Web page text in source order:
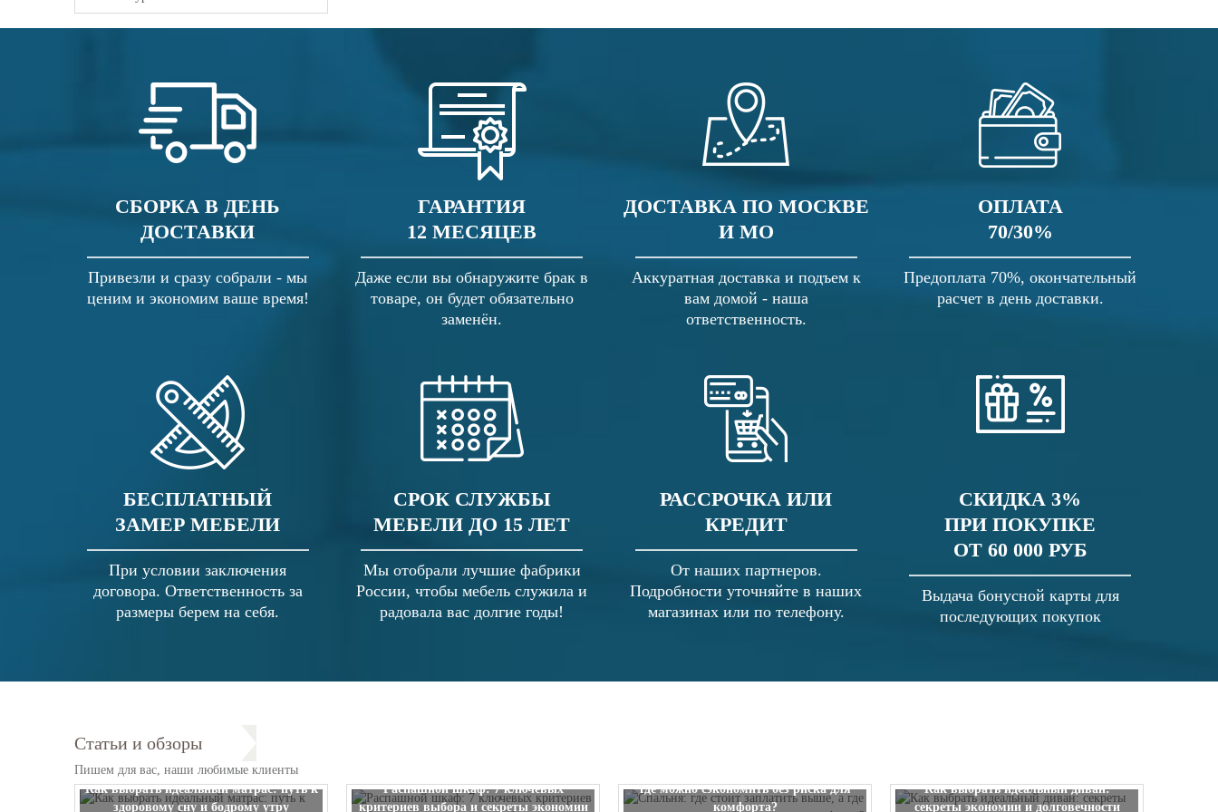
СБОРКА В ДЕНЬ
ДОСТАВКИ
Привезли и сразу собрали - мы
ценим и экономим ваше время!
ГАРАНТИЯ
12 МЕСЯЦЕВ
Даже если вы обнаружите брак в
товаре, он будет обязательно
заменён.
ДОСТАВКА ПО МОСКВЕ
И МО
Аккуратная доставка и подъем к
вам домой - наша
ответственность.
ОПЛАТА
70/30%
Предоплата 70%, окончательный
расчет в день доставки.
БЕСПЛАТНЫЙ
ЗАМЕР МЕБЕЛИ
При условии заключения
договора. Ответственность за
размеры берем на себя.
СРОК СЛУЖБЫ
МЕБЕЛИ ДО 15 ЛЕТ
Мы отобрали лучшие фабрики
России, чтобы мебель служила и
радовала вас долгие годы!
РАССРОЧКА ИЛИ
КРЕДИТ
От наших партнеров.
Подробности уточняйте в наших
магазинах или по телефону.
СКИДКА 3%
ПРИ ПОКУПКЕ
ОТ 60 000 РУБ
Выдача бонусной карты для
последующих покупок
Статьи и обзоры
Пишем для вас, наши любимые клиенты
Как выбрать идеальный матрас: путь к
здоровому сну и бодрому утру
Распашной шкаф: 7 ключевых
критериев выбора и секреты экономии
где можно сэкономить без риска для
комфорта?
Как выбрать идеальный диван:
секреты экономии и долговечности